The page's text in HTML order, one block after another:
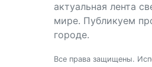
актуальная лента
мире. Публикуем
городе.
Все права защищены.